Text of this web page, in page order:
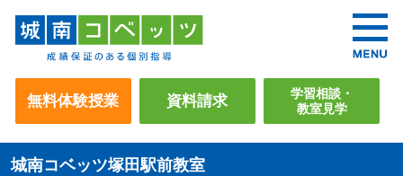
無料体験授業 資料請求
学習相談・
教室見学
城南コベッツ塚田駅前教室